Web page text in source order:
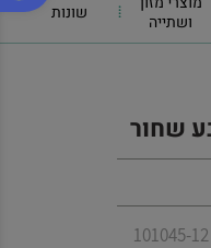
ושתייה
שונות
שחור